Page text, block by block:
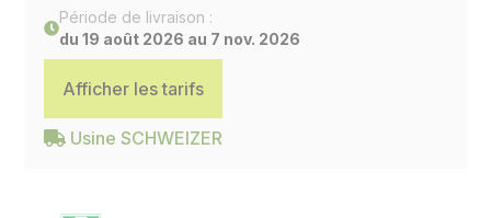
Période de livraison :
du 19 août 2026 au 7 nov. 2026
Afficher les tarifs
Usine SCHWEIZER